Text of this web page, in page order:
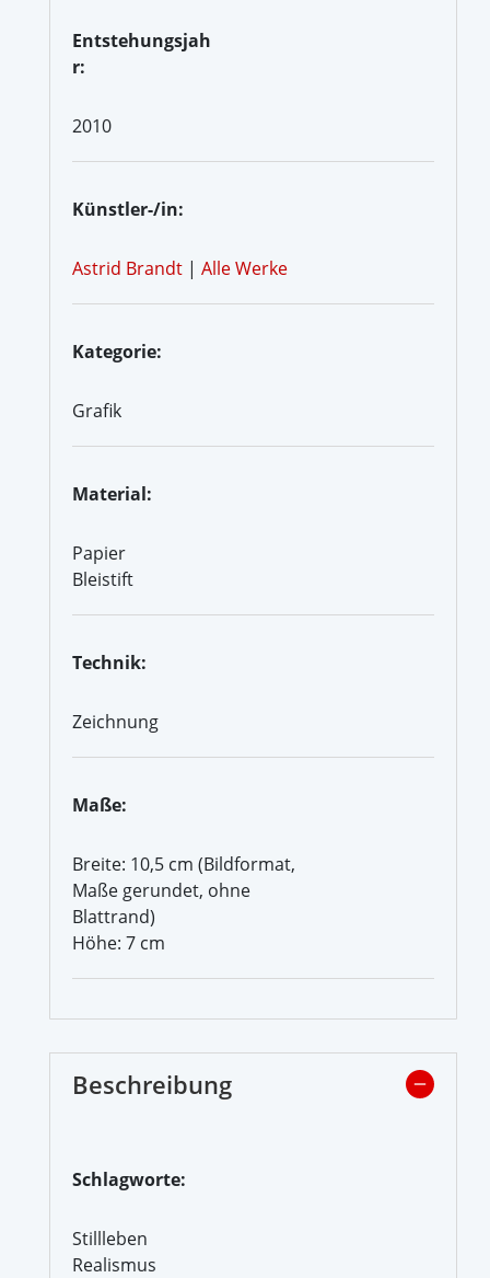
Entstehungsjah
r:
2010
Künstler-/in:
Astrid Brandt | Alle Werke
Kategorie:
Grafik
Material:
Papier
Bleistift
Technik:
Zeichnung
Maße:
Breite: 10,5 cm (Bildformat,
Maße gerundet, ohne
Blattrand)
Höhe: 7 cm
Beschreibung
Schlagworte:
Stillleben
Realismus